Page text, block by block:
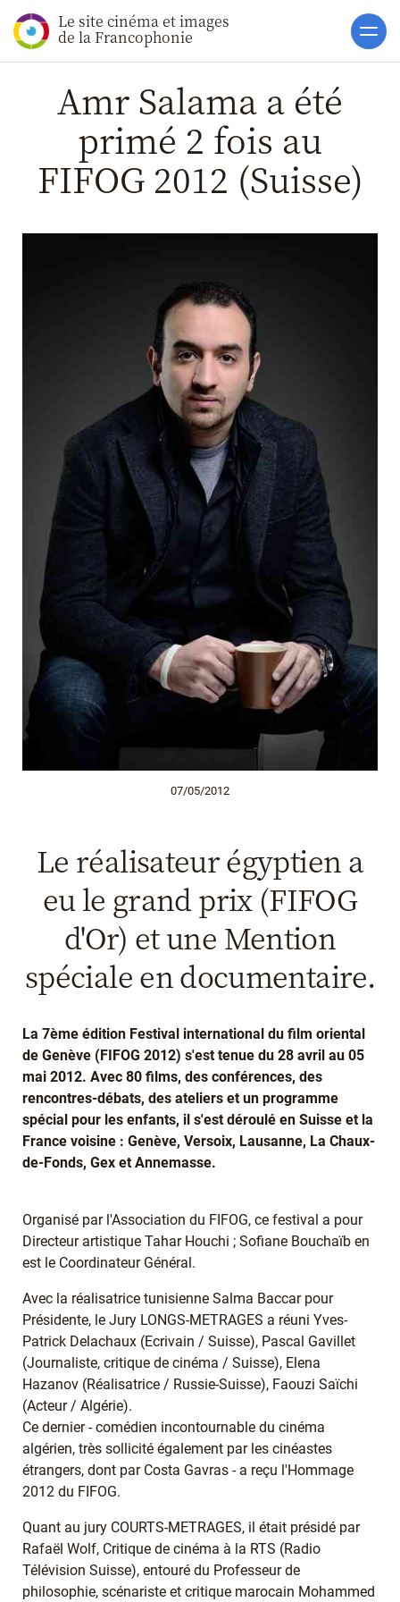
Le site cinéma et images
de la Francophonie Accueil
Actualités
Toutes les actualités
Gros Plans
La vie des films
La vie du secteur
Soutiens
Clap ACP
Boites à
Accès pro
Amr Salama a été
primé 2 fois au
FIFOG 2012 (Suisse)
07/05/2012
Le réalisateur égyptien a
eu le grand prix (FIFOG
d'Or) et une Mention
spéciale en documentaire.
La 7ème édition Festival international du film oriental
de Genève (FIFOG 2012) s'est tenue du 28 avril au 05
mai 2012. Avec 80 films, des conférences, des
rencontres-débats, des ateliers et un programme
spécial pour les enfants, il s'est déroulé en Suisse et la
France voisine : Genève, Versoix, Lausanne, La Chaux-
de-Fonds, Gex et Annemasse.
Organisé par l'Association du FIFOG, ce festival a pour
Directeur artistique Tahar Houchi ; Sofiane Bouchaïb en
est le Coordinateur Général.
Avec la réalisatrice tunisienne Salma Baccar pour
Présidente, le Jury LONGS-METRAGES a réuni Yves-
Patrick Delachaux (Ecrivain / Suisse), Pascal Gavillet
(Journaliste, critique de cinéma / Suisse), Elena
Hazanov (Réalisatrice / Russie-Suisse), Faouzi Saïchi
(Acteur / Algérie).
Ce dernier - comédien incontournable du cinéma
algérien, très sollicité également par les cinéastes
étrangers, dont par Costa Gavras - a reçu l'Hommage
2012 du FIFOG.
Quant au jury COURTS-METRAGES, il était présidé par
Rafaël Wolf, Critique de cinéma à la RTS (Radio
Télévision Suisse), entouré du Professeur de
philosophie, scénariste et critique marocain Mohammed